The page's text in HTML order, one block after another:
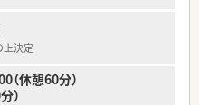
上決定
（休憩60分）
）